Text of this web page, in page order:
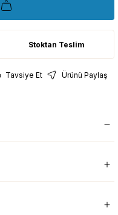
Stoktan Teslim
Tavsiye Et
Ürünü Paylaş